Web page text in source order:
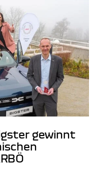
gewinnt